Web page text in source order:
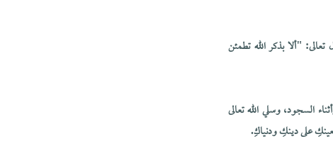
تعالى: "ألا بذكر الله تطمئن
السجود، وسلي الله تعالى
على دينكِ ودنياكِ.